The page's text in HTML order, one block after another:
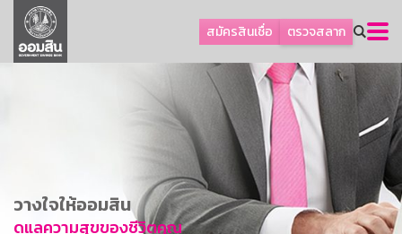
สมัครสินเชื่อ ตรวจสลาก
ลูกค้าธุรกิจ
ลูกค้าผู้ประกอบรายย่อย
การพัฒนาที่ยั่งยืน
ข่าวสาร
วางใจให้ออมสิน
ดูแลความสุขของชีวิตคุณ